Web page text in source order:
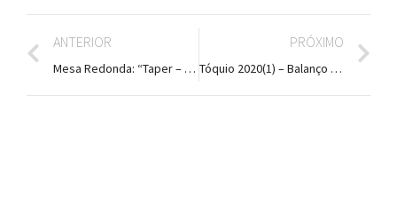
ANTERIOR
Mesa Redonda: “Taper – Promoção de um pico de forma no atletismo”
PRÓXIMO
Tóquio 2020(1) – Balanço ATAP-Atletismo